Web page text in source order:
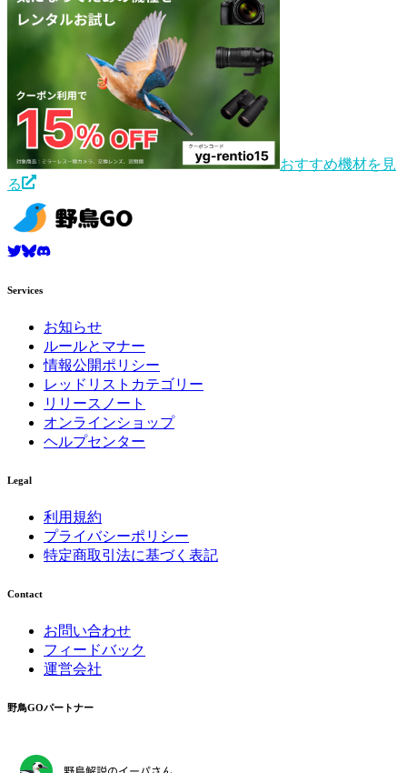
おすすめ機材を見
る
Services
お知らせ
ルールとマナー
情報公開ポリシー
レッドリストカテゴリー
リリースノート
オンラインショップ
ヘルプセンター
Legal
利用規約
プライバシーポリシー
特定商取引法に基づく表記
Contact
お問い合わせ
フィードバック
運営会社
野鳥GOパートナー